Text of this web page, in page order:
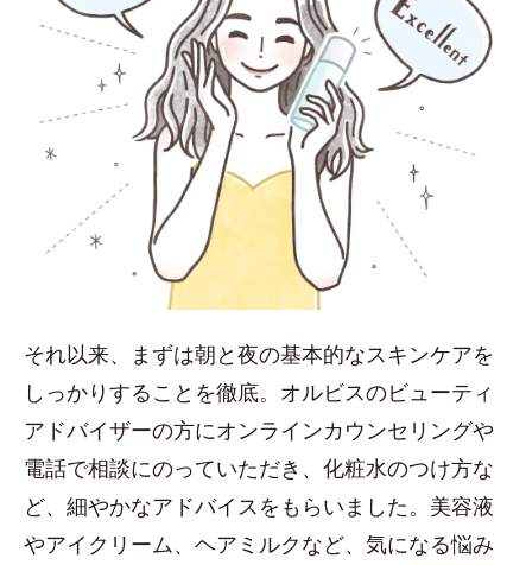
それ以来、まずは朝と夜の基本的なスキンケアを
しっかりすることを徹底。オルビスのビューティ
アドバイザーの方にオンラインカウンセリングや
電話で相談にのっていただき、化粧水のつけ方な
ど、細やかなアドバイスをもらいました。美容液
やアイクリーム、ヘアミルクなど、気になる悩み